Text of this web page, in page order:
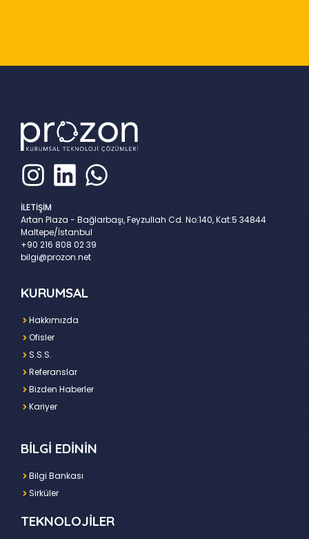
İLETİŞİM
Artan Plaza - Bağlarbaşı, Feyzullah Cd. No:140, Kat:5 34844
Maltepe/İstanbul
+90 216 808 02 39
bilgi@prozon.net
KURUMSAL
Hakkımızda
Ofisler
S.S.S.
Referanslar
Bizden Haberler
Kariyer
BİLGİ EDİNİN
Bilgi Bankası
Sirküler
TEKNOLOJİLER